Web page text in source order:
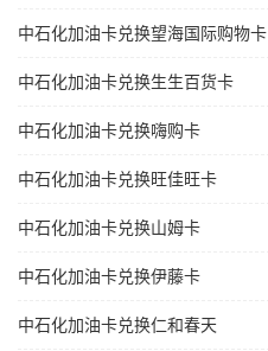
中石化加油卡兑换望海国际购物卡
中石化加油卡兑换生生百货卡
中石化加油卡兑换嗨购卡
中石化加油卡兑换旺佳旺卡
中石化加油卡兑换山姆卡
中石化加油卡兑换伊藤卡
中石化加油卡兑换仁和春天